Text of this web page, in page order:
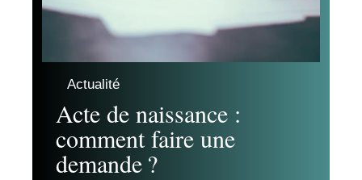
Actualité
Acte de naissance :
comment faire une
demande ?